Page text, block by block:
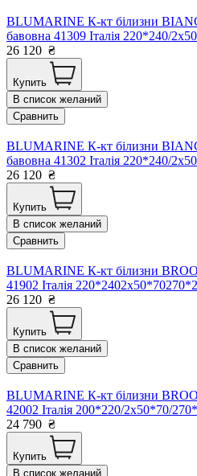
BLUMARINE К-кт білизни
бавовна 41309 Італія 220*240/
26 120 ₴
Купить
В список желаний
Сравнить
BLUMARINE К-кт білизни
бавовна 41302 Італія 220*240/
26 120 ₴
Купить
В список желаний
Сравнить
BLUMARINE К-кт білизни
41902 Італія
26 120 ₴
Купить
В список желаний
Сравнить
BLUMARINE К-кт білизни
42002 Італія 200*220/2х50*70/
24 790 ₴
Купить
В список желаний